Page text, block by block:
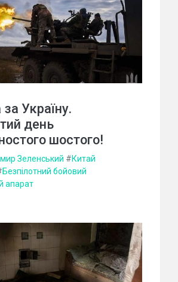
Україну.
день
шостого!
Зеленський #Китай
Безпілотний бойовий
апарат